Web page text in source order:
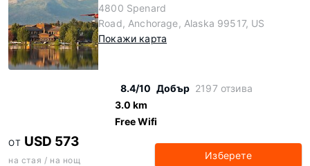
4800 Spenard
Road, Anchorage, Alaska 99517, US
Покажи карта
8.4/10 Добър 2197 отзива
3.0 km
Free Wifi
ОТ USD 573
на стая / на нощ Изберете